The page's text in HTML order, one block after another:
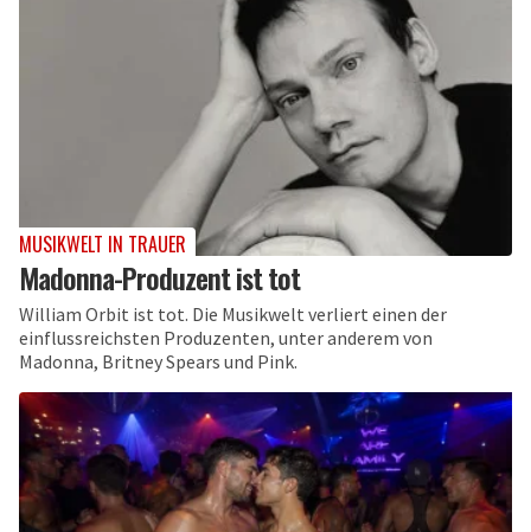
MUSIKWELT IN TRAUER
Madonna-Produzent ist tot
William Orbit ist tot. Die Musikwelt verliert einen der
einflussreichsten Produzenten, unter anderem von
Madonna, Britney Spears und Pink.